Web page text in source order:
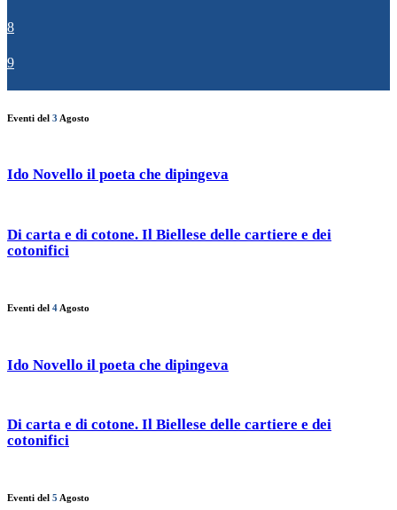
8
9
Eventi del 3 Agosto
Ido Novello il poeta che dipingeva
Di carta e di cotone. Il Biellese delle cartiere e dei
cotonifici
Eventi del 4 Agosto
Ido Novello il poeta che dipingeva
Di carta e di cotone. Il Biellese delle cartiere e dei
cotonifici
Eventi del 5 Agosto